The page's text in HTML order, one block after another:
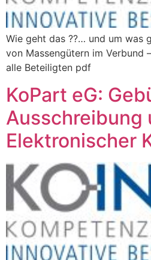
Wie geht das ??… und um was
von Massengütern im Verbund
alle Beteiligten pdf
KoPart eG:
Ausschreibung
Elektronischer